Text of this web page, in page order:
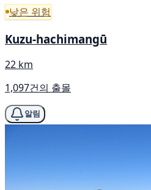
낮은 위험
Kuzu-hachimangū
22 km
1,097건의 출몰
알림